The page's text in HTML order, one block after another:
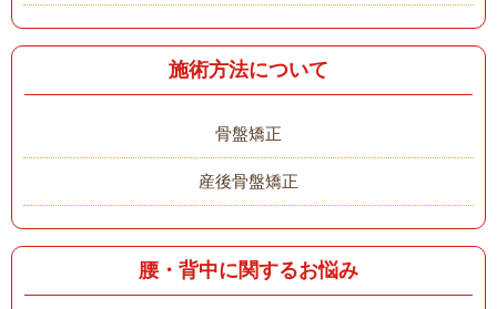
施術方法について
骨盤矯正
産後骨盤矯正
腰・背中に関するお悩み